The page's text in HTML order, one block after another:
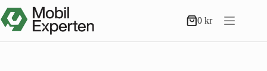
till
innehåll
Varukorg
0kr